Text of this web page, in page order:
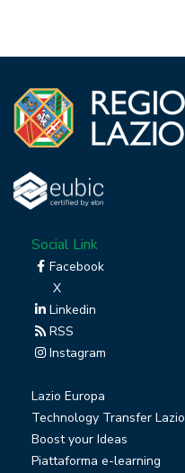
Social Link
Facebook
X
Linkedin
RSS
Instagram
Lazio Europa
Technology Transfer Lazio
Boost your Ideas
Piattaforma e-learning